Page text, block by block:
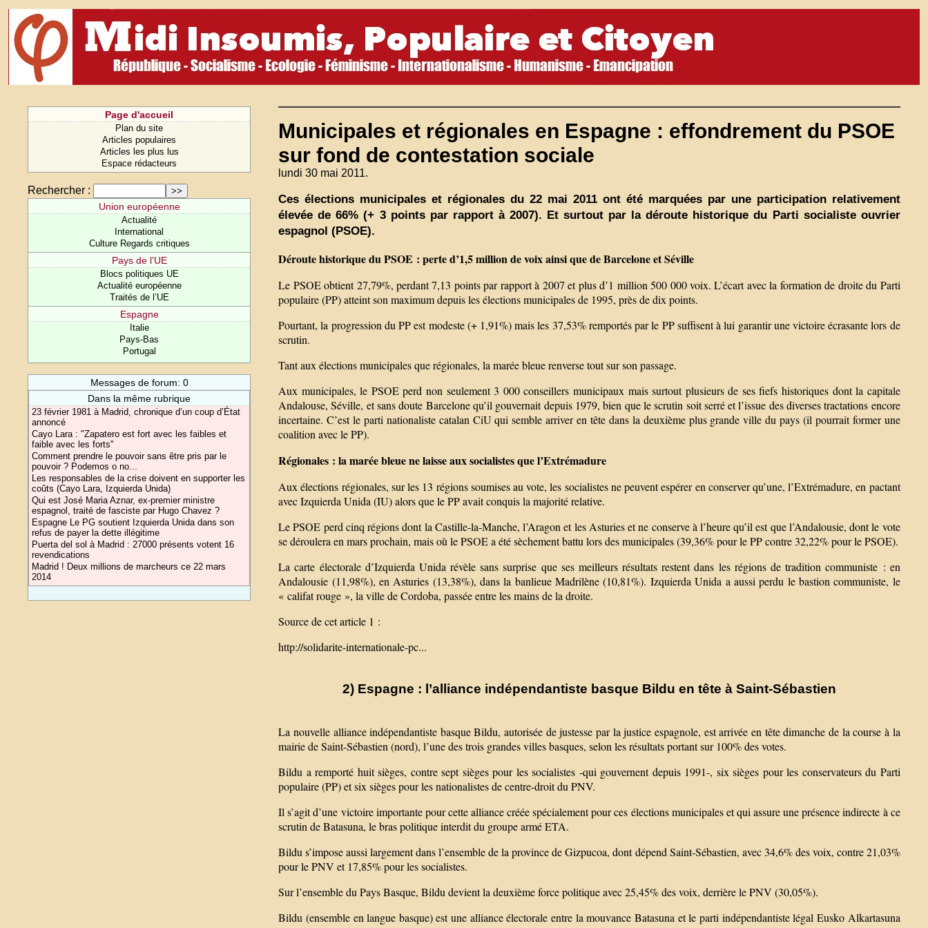
Page d'accueil
Plan du site
Articles populaires
Articles les plus lus
Espace rédacteurs
Rechercher :
Union européenne
Actualité
International
Culture Regards critiques
Pays de l’UE
Blocs politiques UE
Actualité européenne
Traités de l’UE
Espagne
Italie
Pays-Bas
Portugal
Messages de forum: 0
Dans la même rubrique
23 février 1981 à Madrid, chronique d’un coup d’État
annoncé
Cayo Lara : "Zapatero est fort avec les faibles et
faible avec les forts"
Comment prendre le pouvoir sans être pris par le
pouvoir ? Podemos o no...
Les responsables de la crise doivent en supporter les
coûts (Cayo Lara, Izquierda Unida)
Qui est José Maria Aznar, ex-premier ministre
espagnol, traité de fasciste par Hugo Chavez ?
Espagne Le PG soutient Izquierda Unida dans son
refus de payer la dette illégitime
Puerta del sol à Madrid : 27000 présents votent 16
revendications
Madrid ! Deux millions de marcheurs ce 22 mars
2014
Municipales et régionales en Espagne : effondrement du PSOE
sur fond de contestation sociale
lundi 30 mai 2011.
Ces élections municipales et régionales du 22 mai 2011 ont été marquées par une participation relativement
élevée de 66% (+ 3 points par rapport à 2007). Et surtout par la déroute historique du Parti socialiste ouvrier
espagnol (PSOE).
Déroute historique du PSOE : perte d’1,5 million de voix ainsi que de Barcelone et Séville
Le PSOE obtient 27,79%, perdant 7,13 points par rapport à 2007 et plus d’1 million 500 000 voix. L’écart avec la formation de droite du Parti
populaire (PP) atteint son maximum depuis les élections municipales de 1995, près de dix points.
Pourtant, la progression du PP est modeste (+ 1,91%) mais les 37,53% remportés par le PP suffisent à lui garantir une victoire écrasante lors de
scrutin.
Tant aux élections municipales que régionales, la marée bleue renverse tout sur son passage.
Aux municipales, le PSOE perd non seulement 3 000 conseillers municipaux mais surtout plusieurs de ses fiefs historiques dont la capitale
Andalouse, Séville, et sans doute Barcelone qu’il gouvernait depuis 1979, bien que le scrutin soit serré et l’issue des diverses tractations encore
incertaine. C’est le parti nationaliste catalan CiU qui semble arriver en tête dans la deuxième plus grande ville du pays (il pourrait former une
coalition avec le PP).
Régionales : la marée bleue ne laisse aux socialistes que l’Extrémadure
Aux élections régionales, sur les 13 régions soumises au vote, les socialistes ne peuvent espérer en conserver qu’une, l’Extrémadure, en pactant
avec Izquierda Unida (IU) alors que le PP avait conquis la majorité relative.
Le PSOE perd cinq régions dont la Castille-la-Manche, l’Aragon et les Asturies et ne conserve à l’heure qu’il est que l’Andalousie, dont le vote
se déroulera en mars prochain, mais où le PSOE a été sèchement battu lors des municipales (39,36% pour le PP contre 32,22% pour le PSOE).
La carte électorale d’Izquierda Unida révèle sans surprise que ses meilleurs résultats restent dans les régions de tradition communiste : en
Andalousie (11,98%), en Asturies (13,38%), dans la banlieue Madrilène (10,81%). Izquierda Unida a aussi perdu le bastion communiste, le
« califat rouge », la ville de Cordoba, passée entre les mains de la droite.
Source de cet article 1 :
http://solidarite-internationale-pc...
2) Espagne : l’alliance indépendantiste basque Bildu en tête à Saint-Sébastien
La nouvelle alliance indépendantiste basque Bildu, autorisée de justesse par la justice espagnole, est arrivée en tête dimanche de la course à la
mairie de Saint-Sébastien (nord), l’une des trois grandes villes basques, selon les résultats portant sur 100% des votes.
Bildu a remporté huit sièges, contre sept sièges pour les socialistes -qui gouvernent depuis 1991-, six sièges pour les conservateurs du Parti
populaire (PP) et six sièges pour les nationalistes de centre-droit du PNV.
Il s’agit d’une victoire importante pour cette alliance créée spécialement pour ces élections municipales et qui assure une présence indirecte à ce
scrutin de Batasuna, le bras politique interdit du groupe armé ETA.
Bildu s’impose aussi largement dans l’ensemble de la province de Gizpucoa, dont dépend Saint-Sébastien, avec 34,6% des voix, contre 21,03%
pour le PNV et 17,85% pour les socialistes.
Sur l’ensemble du Pays Basque, Bildu devient la deuxième force politique avec 25,45% des voix, derrière le PNV (30,05%).
Bildu (ensemble en langue basque) est une alliance électorale entre la mouvance Batasuna et le parti indépendantiste légal Eusko Alkartasuna